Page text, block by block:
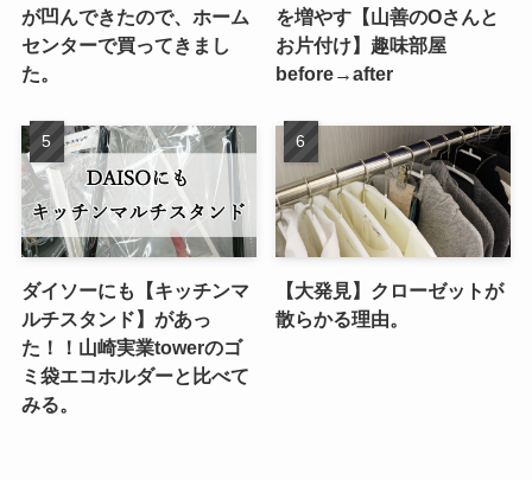
が凹んできたので、ホーム
センターで買ってきまし
た。
を増やす【山善のOさんと
お片付け】趣味部屋
before→after
ダイソーにも【キッチンマ
ルチスタンド】があっ
た！！山崎実業towerのゴ
ミ袋エコホルダーと比べて
みる。
【大発見】クローゼットが
散らかる理由。